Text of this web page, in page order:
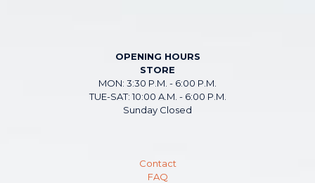
OPENING HOURS
STORE
MON: 3:30 P.M. - 6:00 P.M.
TUE-SAT: 10:00 A.M. - 6:00 P.M.
Sunday Closed
Contact
FAQ